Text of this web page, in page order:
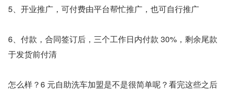
5、开业推广，可付费由平台帮忙推广，也可自行推广
6、付款，合同签订后，三个工作日内付款 30%，剩余尾款
于发货前付清
怎么样？6 元自助洗车加盟是不是很简单呢？看完这些之后